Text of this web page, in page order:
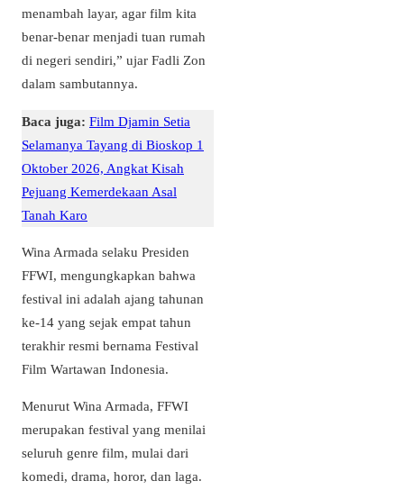
menambah layar, agar film kita
benar-benar menjadi tuan rumah
di negeri sendiri,” ujar Fadli Zon
dalam sambutannya.
Baca juga: Film Djamin Setia
Selamanya Tayang di Bioskop 1
Oktober 2026, Angkat Kisah
Pejuang Kemerdekaan Asal
Tanah Karo
Wina Armada selaku Presiden
FFWI, mengungkapkan bahwa
festival ini adalah ajang tahunan
ke-14 yang sejak empat tahun
terakhir resmi bernama Festival
Film Wartawan Indonesia.
Menurut Wina Armada, FFWI
merupakan festival yang menilai
seluruh genre film, mulai dari
komedi, drama, horor, dan laga.